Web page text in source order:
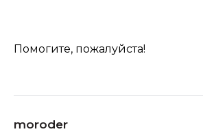
Помогите, пожалуйста!
moroder